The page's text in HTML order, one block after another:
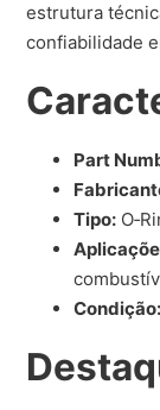
estrutura
confiabilidade
Part
Tipo:
Condição: